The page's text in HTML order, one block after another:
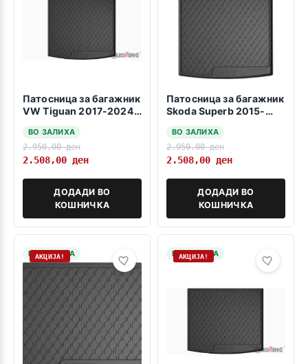
Патосница за багажник
VW Tiguan 2017-2024 -
ВО ЗАЛИХА
2.950,00ден
2.508,00 ден
ДОДАДИ ВО
КОШНИЧКА
Патосница за багажник
Skoda Superb 2015-
polozba-
ВО ЗАЛИХА
2.950,00ден
2.508,00 ден
ДОДАДИ ВО
КОШНИЧКА
НА ЗАЛИХА
АКЦИЈА! НА ЗАЛИХА
АКЦИЈА!